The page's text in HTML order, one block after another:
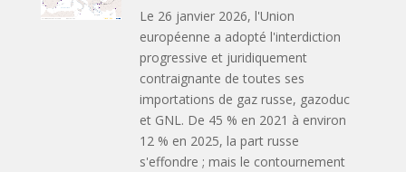
Le 26 janvier 2026, l'Union
européenne a adopté l'interdiction
progressive et juridiquement
contraignante de toutes ses
importations de gaz russe, gazoduc
et GNL. De 45 % en 2021 à environ
12 % en 2025, la part russe
s'effondre ; mais le contournement